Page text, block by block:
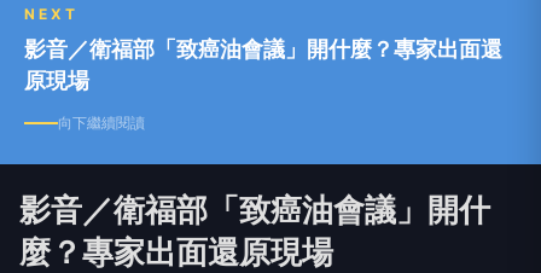
NEXT
影音／衛福部「致癌油會議」開什麼？專家出面還
原現場
向下繼續閱讀
影音／衛福部「致癌油會議」開什
麼？專家出面還原現場